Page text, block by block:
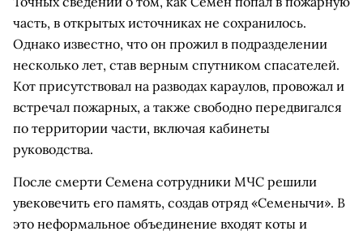
часть, в открытых источниках не сохранилось.
Однако известно, что он прожил в подразделении
несколько лет, став верным спутником спасателей.
Кот присутствовал на разводах караулов, провожал и
встречал пожарных, а также свободно передвигался
по территории части, включая кабинеты
руководства.
После смерти Семена сотрудники МЧС решили
увековечить его память, создав отряд «Семенычи». В
это неформальное объединение входят коты и